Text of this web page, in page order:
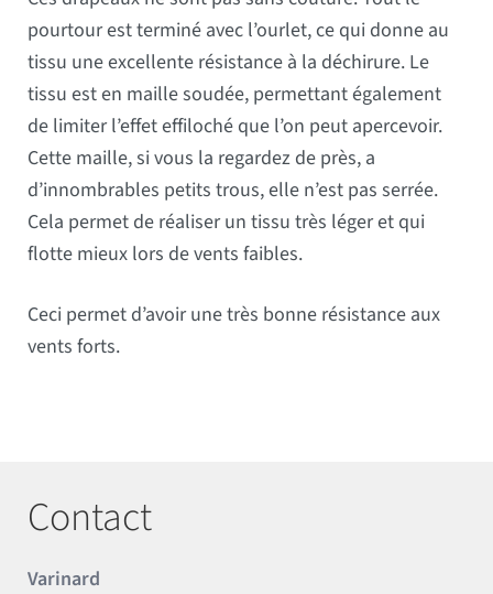
pourtour est terminé avec l’ourlet, ce qui donne au
tissu une excellente résistance à la déchirure. Le
tissu est en maille soudée, permettant également
de limiter l’effet effiloché que l’on peut apercevoir.
Cette maille, si vous la regardez de près, a
d’innombrables petits trous, elle n’est pas serrée.
Cela permet de réaliser un tissu très léger et qui
flotte mieux lors de vents faibles.
Ceci permet d’avoir une très bonne résistance aux
vents forts.
Contact
Varinard